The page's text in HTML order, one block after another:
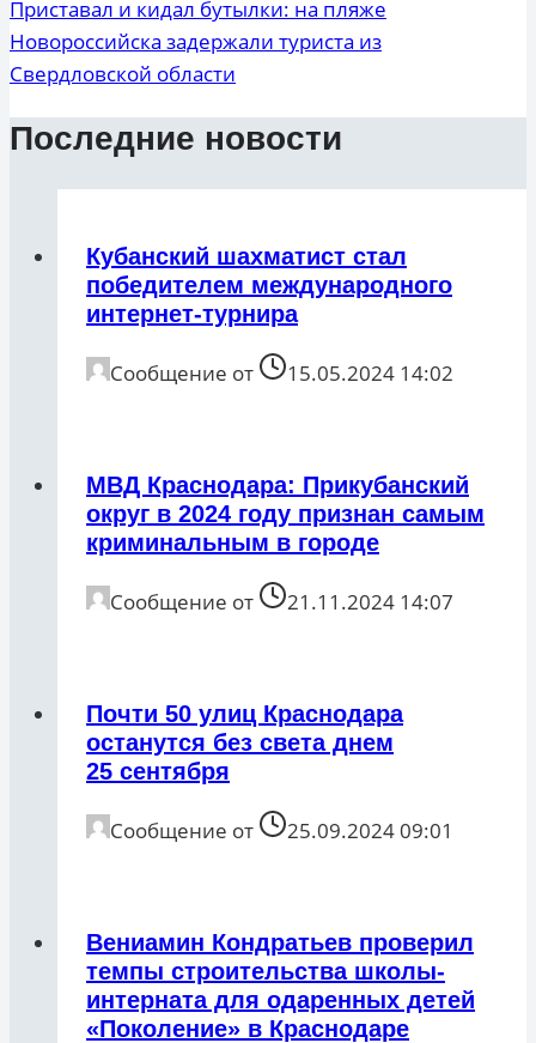
Приставал и кидал бутылки: на пляже
Новороссийска задержали туриста из
Свердловской области
Последние новости
Кубанский шахматист стал
победителем международного
интернет-турнира
Сообщение от 15.05.2024 14:02
МВД Краснодара: Прикубанский
округ в 2024 году признан самым
криминальным в городе
Сообщение от 21.11.2024 14:07
Почти 50 улиц Краснодара
останутся без света днем
25 сентября
Сообщение от 25.09.2024 09:01
Вениамин Кондратьев проверил
темпы строительства школы-
интерната для одаренных детей
«Поколение» в Краснодаре